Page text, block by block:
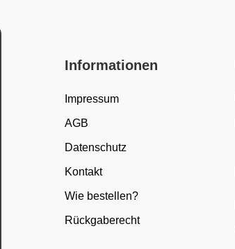
Informationen
Impressum
AGB
Datenschutz
Kontakt
Wie bestellen?
Rückgaberecht